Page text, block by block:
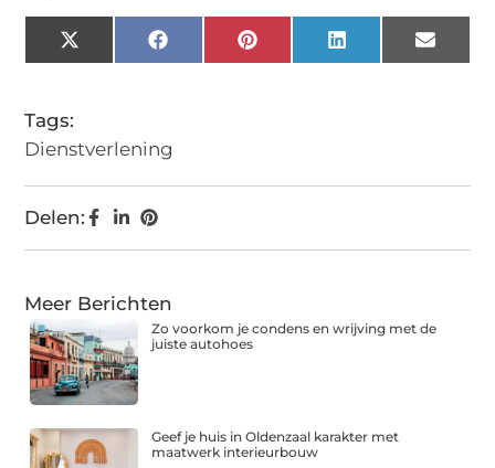
X
(Twitter)
FacebookPinterestLinkedIn Email
Tags:
Dienstverlening
Delen:
Meer Berichten
Zo voorkom je condens en wrijving met de
juiste autohoes
Geef je huis in Oldenzaal karakter met
maatwerk interieurbouw